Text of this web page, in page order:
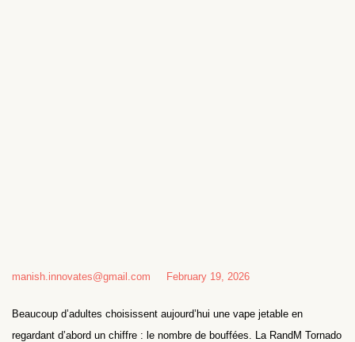
manish.innovates@gmail.com February 19, 2026
Beaucoup d’adultes choisissent aujourd’hui une vape jetable en
regardant d’abord un chiffre : le nombre de bouffées. La RandM Tornado